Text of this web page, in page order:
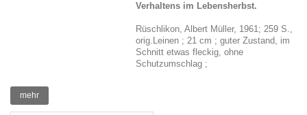
Verhaltens im Lebensherbst.
Rüschlikon, Albert Müller, 1961; 259 S.,
orig.Leinen ; 21 cm ; guter Zustand, im
Schnitt etwas fleckig, ohne
Schutzumschlag ;
mehr